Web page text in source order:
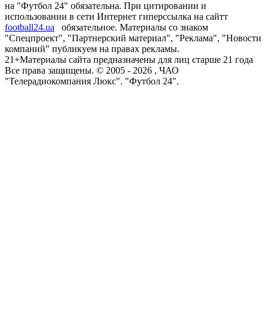
на "Футбол 24" обязательна. При цитировании и
использовании в сети Интернет гиперссылка на сайтт
football24.ua
обязательное. Материалы со знаком
"Спецпроект", "Партнерский материал", "Реклама", "Новости
компаний" публикуем на правах рекламы.
21+Материалы сайта предназначены для лиц старше 21 года
Все права защищены. © 2005 - 2026 , ЧАО
"Телерадиокомпания Люкс". "Футбол 24".